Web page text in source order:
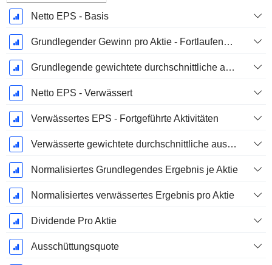
Netto EPS - Basis
Grundlegender Gewinn pro Aktie - Fortlaufende Geschäftstätigkeit
Grundlegende gewichtete durchschnittliche ausstehende Aktien
Netto EPS - Verwässert
Verwässertes EPS - Fortgeführte Aktivitäten
Verwässerte gewichtete durchschnittliche ausstehende Aktien
Normalisiertes Grundlegendes Ergebnis je Aktie
Normalisiertes verwässertes Ergebnis pro Aktie
Dividende Pro Aktie
Ausschüttungsquote